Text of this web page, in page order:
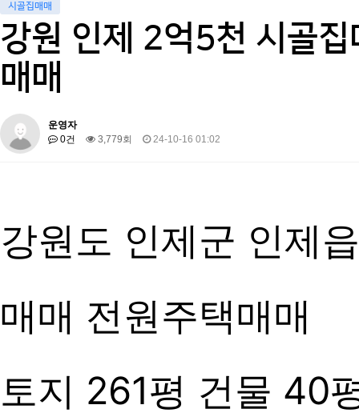
시골집매매
강원 인제 2억5천 시골
매매
운영자
0건
3,779회 24-10-16 01:02
강원도 인제군 인제
매매 전원주택매매
토지 261평 건물 40